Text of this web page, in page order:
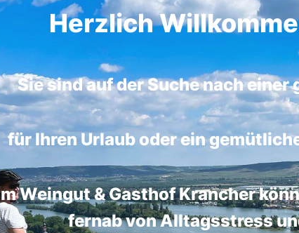
Herzlich
Sie sind auf der Suche nach
für Ihren Urlaub oder ein
Weingut & Gasthof Krancher
fernab von Alltagsstress